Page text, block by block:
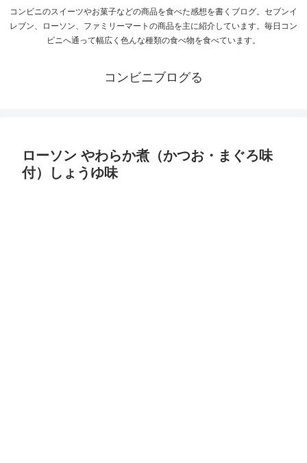
コンビニのスイーツやお菓子などの商品を食べた感想を書くブログ。セブンイ
レブン、ローソン、ファミリーマートの商品を主に紹介しています。毎日コン
ビニへ通って幅広く色んな種類の食べ物を食べています。
コンビニブログる
ローソン やわらか煮（かつお・まぐろ味
付）しょうゆ味